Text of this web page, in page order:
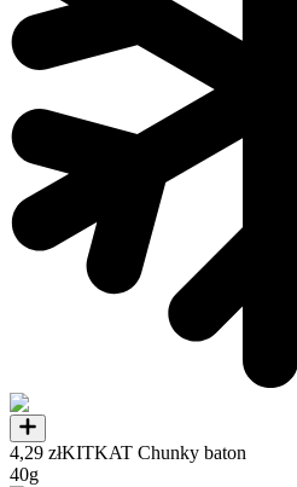
4,29 złKITKAT Chunky baton
40g